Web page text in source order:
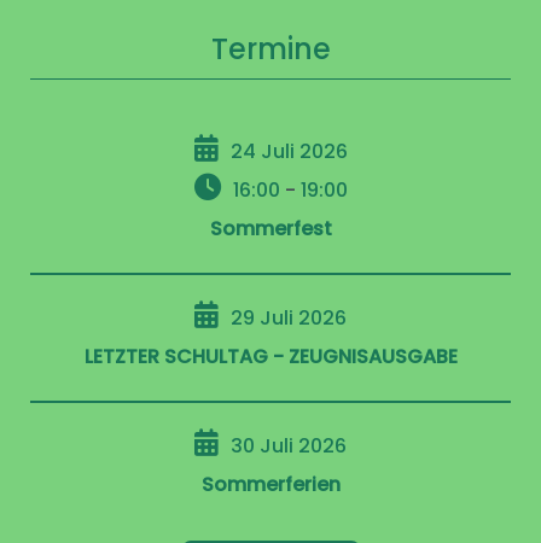
Termine
24 Juli 2026
16:00 - 19:00
Sommerfest
29 Juli 2026
LETZTER SCHULTAG - ZEUGNISAUSGABE
30 Juli 2026
Sommerferien